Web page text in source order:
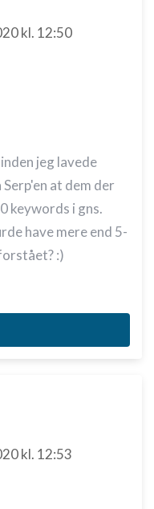
kl. 12:50
jeg lavede
at dem der
keywords i gns.
have mere end 5-
:)
kl. 12:53